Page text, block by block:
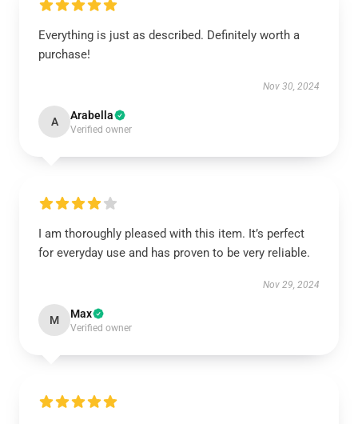
Everything is just as described. Definitely worth a
purchase!
Nov 30, 2024
A Arabella
Verified owner
I am thoroughly pleased with this item. It’s perfect
for everyday use and has proven to be very reliable.
Nov 29, 2024
M Max
Verified owner